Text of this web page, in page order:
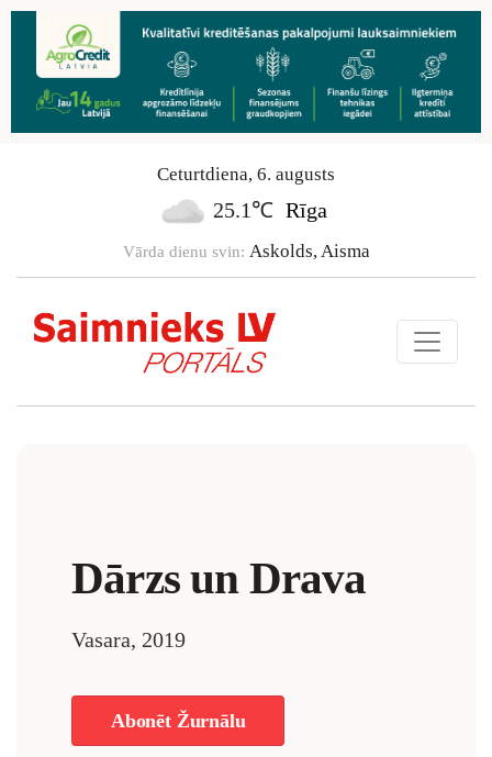
Ceturtdiena, 6. augusts
25.1℃ Rīga
Vārda dienu svin: Askolds, Aisma
Dārzs un Drava
Vasara, 2019
Abonēt Žurnālu